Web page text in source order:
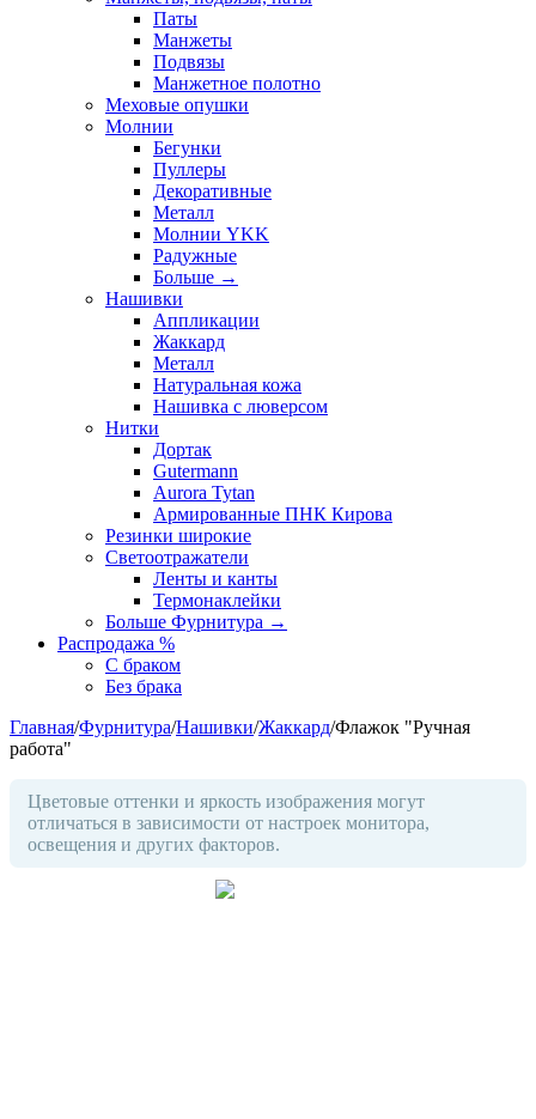
Паты
Манжеты
Подвязы
Манжетное полотно
Меховые опушки
Молнии
Бегунки
Пуллеры
Декоративные
Металл
Молнии YKK
Радужные
Больше →
Нашивки
Аппликации
Жаккард
Металл
Натуральная кожа
Нашивка с люверсом
Нитки
Дортак
Gutermann
Aurora Tytan
Армированные ПНК Кирова
Резинки широкие
Светоотражатели
Ленты и канты
Термонаклейки
Больше Фурнитура →
Распродажа %
С браком
Без брака
Главная/Фурнитура/Нашивки/Жаккард/Флажок "Ручная
работа"
Цветовые оттенки и яркость изображения могут
отличаться в зависимости от настроек монитора,
освещения и других факторов.